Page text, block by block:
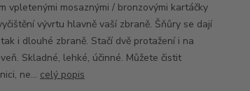
vpletenými mosaznými / bronzovými kartáčky
vývrtu hlavně vaší zbraně. Šňůry se dají
i dlouhé zbraně. Stačí dvě protažení i na
Skladné, lehké, účinné. Můžete čistit
ne... celý popis